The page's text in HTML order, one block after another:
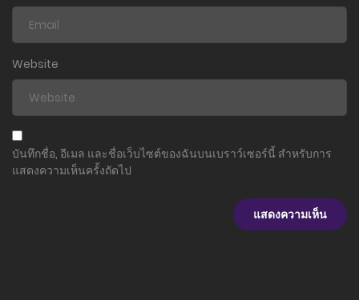
ตอนที่ 10
28 เมษายน 2025
ตอนที่ 9
28 เมษายน 2025
ตอนที่ 8
28 เมษายน 2025
Website
บันทึกชื่อ, อีเมล และชื่อเว็บไซต์ของฉันบนเบราว์เซอร์นี้ สำหรับการ
แสดงความเห็นครั้งถัดไป